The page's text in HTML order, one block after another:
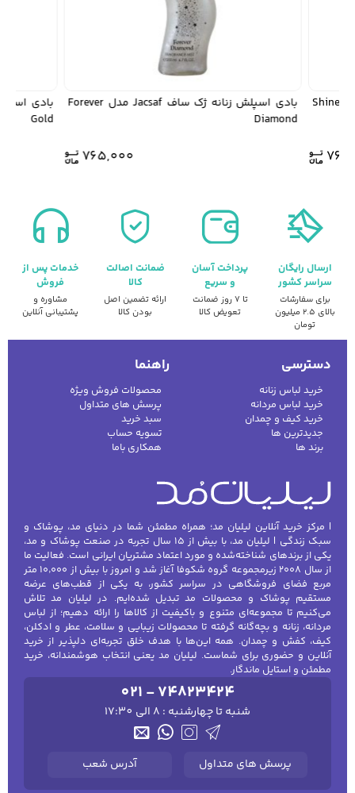
بادی اسپلش زنانه ژک ساف Jacsaf مدل Shine
بادی اسپلش زنانه ژک ساف Jacsaf مدل Forever
Diamond
765,000
Gold
ارسال رایگان
سراسر کشور
برای سفارشات
بالای ۲.۵ میلیون
تومان
پرداخت آسان
و سریع
تا ۷ روز ضمانت
تعویض کالا
ضمانت اصالت
کالا
ارائه تضمین اصل
بودن کالا
خدمات پس از
فروش
مشاوره و
پشتیبانی آنلاین
دسترسی
خرید لباس زنانه
خرید لباس مردانه
خرید کیف و چمدان
جدیدترین ها
برند ها
راهنما
محصولات فروش ویژه
پرسش های متداول
سبد خرید
تسویه حساب
همکاری باما
| مرکز خرید آنلاین لیلیان مد؛ همراه مطمئن شما در دنیای مد، پوشاک و
سبک زندگی | لیلیان مد، با بیش از ۱۵ سال تجربه در صنعت پوشاک و مد،
یکی از برندهای شناخته‌شده و مورد اعتماد مشتریان ایرانی است. فعالیت ما
از سال ۲۰۰۸ زیرمجموعه گروه شکوفا آغاز شد و امروز با بیش از ۱۰٬۰۰۰ متر
مربع فضای فروشگاهی در سراسر کشور، به یکی از قطب‌های عرضه
مستقیم پوشاک و محصولات مد تبدیل شده‌ایم. در لیلیان مد تلاش
می‌کنیم تا مجموعه‌ای متنوع و باکیفیت از کالاها را ارائه دهیم؛ از لباس
مردانه، زنانه و بچه‌گانه گرفته تا محصولات زیبایی و سلامت، عطر و ادکلن،
کیف، کفش و چمدان. همه این‌ها با هدف خلق تجربه‌ای دلپذیر از خرید
آنلاین و حضوری برای شماست. لیلیان مد یعنی انتخاب هوشمندانه، خرید
مطمئن و استایل ماندگار.
021 - 74823424
شنبه تا چهارشنبه : 8 الی 17:30
پرسش های متداول آدرس شعب